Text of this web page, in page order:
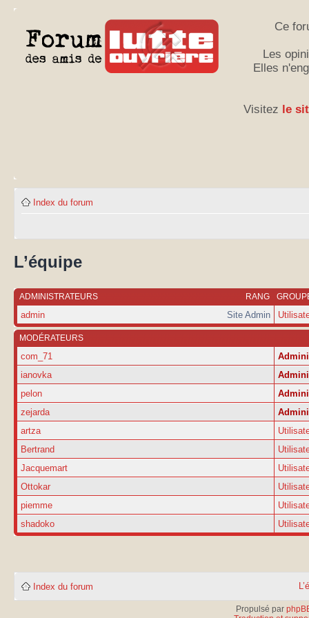
Ce
Les
Elles
Visitez le
Index du forum
L’équipe
RANG
ADMINISTRATEURS
Site Admin
admin
MODÉRATEURS
com_71
ianovka
pelon
zejarda
artza
Bertrand
Jacquemart
Ottokar
piemme
shadoko
Index du forum
Propulsé par